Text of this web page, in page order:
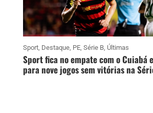
Sport, Destaque, PE, Série B, Últimas
Sport fica no empate com o Cuiabá
para nove jogos sem vitórias na